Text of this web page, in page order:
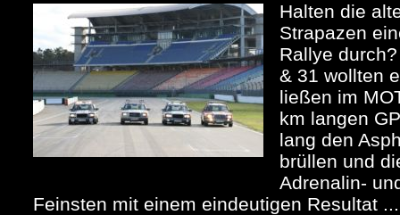
Halten die
Strapazen
Rallye
& 31 wollten
ließen im
km langen
lang den
brüllen und
Adrenalin-
Feinsten mit einem eindeutigen Resultat ...